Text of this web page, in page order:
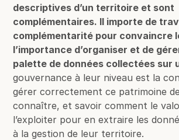
descriptives d’un territoire et sont
complémentaires. Il importe de
complémentarité pour convaincre
l’importance d’organiser et de
palette de données collectées sur
gouvernance à leur niveau est la
gérer correctement ce patrimoine
connaître, et savoir comment le
l’exploiter pour en extraire les
à la gestion de leur territoire.